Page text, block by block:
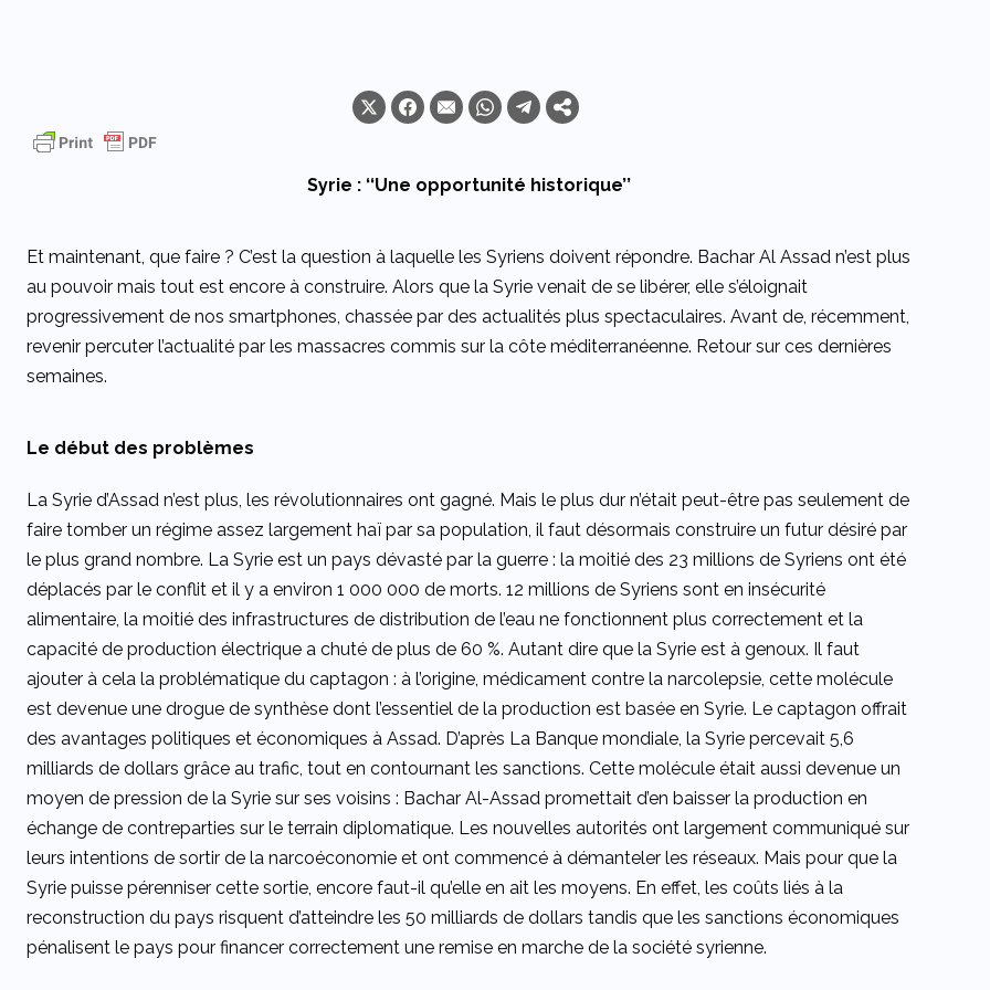
Syrie : ‘‘Une opportunité historique’’
Et maintenant, que faire ? C’est la question à laquelle les Syriens doivent répondre. Bachar Al Assad n’est plus
au pouvoir mais tout est encore à construire. Alors que la Syrie venait de se libérer, elle s’éloignait
progressivement de nos smartphones, chassée par des actualités plus spectaculaires. Avant de, récemment,
revenir percuter l’actualité par les massacres commis sur la côte méditerranéenne. Retour sur ces dernières
semaines.
Le début des problèmes
La Syrie d’Assad n’est plus, les révolutionnaires ont gagné. Mais le plus dur n’était peut-être pas seulement de
faire tomber un régime assez largement haï par sa population, il faut désormais construire un futur désiré par
le plus grand nombre. La Syrie est un pays dévasté par la guerre : la moitié des 23 millions de Syriens ont été
déplacés par le conflit et il y a environ 1 000 000 de morts. 12 millions de Syriens sont en insécurité
alimentaire, la moitié des infrastructures de distribution de l’eau ne fonctionnent plus correctement et la
capacité de production électrique a chuté de plus de 60 %. Autant dire que la Syrie est à genoux. Il faut
ajouter à cela la problématique du captagon : à l’origine, médicament contre la narcolepsie, cette molécule
est devenue une drogue de synthèse dont l’essentiel de la production est basée en Syrie. Le captagon offrait
des avantages politiques et économiques à Assad. D’après La Banque mondiale, la Syrie percevait 5,6
milliards de dollars grâce au trafic, tout en contournant les sanctions. Cette molécule était aussi devenue un
moyen de pression de la Syrie sur ses voisins : Bachar Al-Assad promettait d’en baisser la production en
échange de contreparties sur le terrain diplomatique. Les nouvelles autorités ont largement communiqué sur
leurs intentions de sortir de la narcoéconomie et ont commencé à démanteler les réseaux. Mais pour que la
Syrie puisse pérenniser cette sortie, encore faut-il qu’elle en ait les moyens. En effet, les coûts liés à la
reconstruction du pays risquent d’atteindre les 50 milliards de dollars tandis que les sanctions économiques
pénalisent le pays pour financer correctement une remise en marche de la société syrienne.